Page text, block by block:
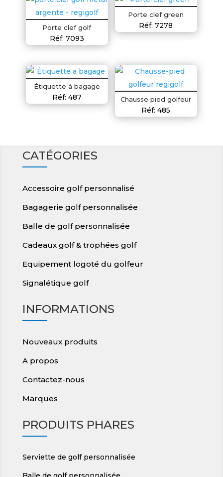
Porte clef golf
Réf: 7093
Porte clef green
Réf: 7278
Étiquette à bagage
Réf: 487 Chausse pied golfeur
Réf: 485
CATÉGORIES
Accessoire golf personnalisé
Bagagerie golf personnalisée
Balle de golf personnalisée
Cadeaux golf & trophées golf
Equipement logoté du golfeur
Signalétique golf
INFORMATIONS
Nouveaux produits
A propos
Contactez-nous
Marques
PRODUITS PHARES
Serviette de golf personnalisée